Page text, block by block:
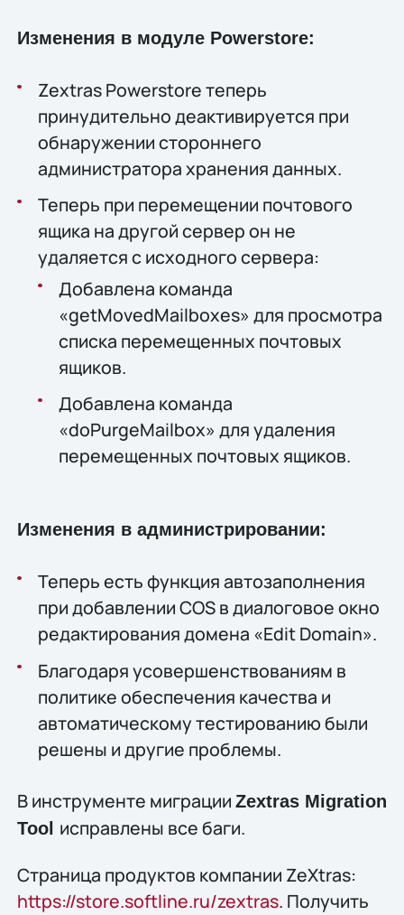
Изменения в модуле Powerstore:
Zextras Powerstore теперь
принудительно деактивируется при
обнаружении стороннего
администратора хранения данных.
Теперь при перемещении почтового
ящика на другой сервер он не
удаляется с исходного сервера:
Добавлена команда
«getMovedMailboxes» для просмотра
списка перемещенных почтовых
ящиков.
Добавлена команда
«doPurgeMailbox» для удаления
перемещенных почтовых ящиков.
Изменения в администрировании:
Теперь есть функция автозаполнения
при добавлении COS в диалоговое окно
редактирования домена «Edit Domain».
Благодаря усовершенствованиям в
политике обеспечения качества и
автоматическому тестированию были
решены и другие проблемы.
В инструменте миграции Zextras Migration
Tool исправлены все баги.
Страница продуктов компании ZeXtras:
https://store.softline.ru/zextras. Получить